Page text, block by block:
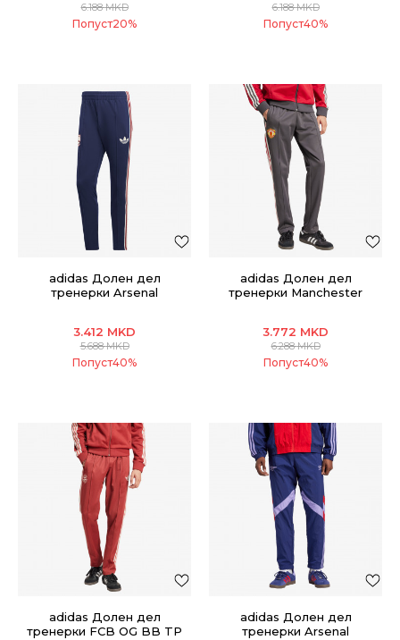
6.188MKD
Попуст20%
6.188MKD
Попуст40%
adidas Долен дел
тренерки Arsenal
3.412 MKD
5.688MKD
Попуст40%
adidas Долен дел
тренерки Manchester
3.772 MKD
6.288MKD
Попуст40%
adidas Долен дел
тренерки FCB OG BB TP
adidas Долен дел
тренерки Arsenal